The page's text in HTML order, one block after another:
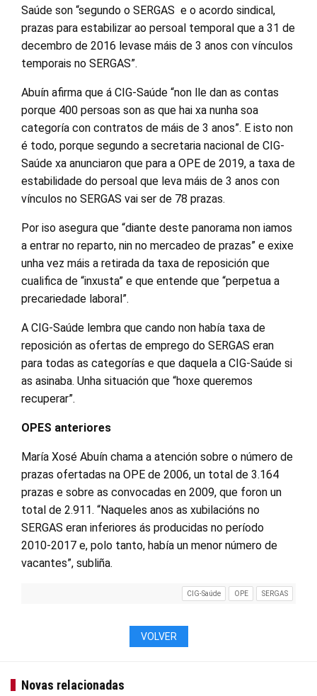
Saúde son “segundo o SERGAS e o acordo sindical,
prazas para estabilizar ao persoal temporal que a 31 de
decembro de 2016 levase máis de 3 anos con vínculos
temporais no SERGAS”.
Abuín afirma que á CIG-Saúde “non lle dan as contas
porque 400 persoas son as que hai xa nunha soa
categoría con contratos de máis de 3 anos”. E isto non
é todo, porque segundo a secretaria nacional de CIG-
Saúde xa anunciaron que para a OPE de 2019, a taxa de
estabilidade do persoal que leva máis de 3 anos con
vínculos no SERGAS vai ser de 78 prazas.
Por iso asegura que “diante deste panorama non iamos
a entrar no reparto, nin no mercadeo de prazas” e exixe
unha vez máis a retirada da taxa de reposición que
cualifica de “inxusta” e que entende que “perpetua a
precariedade laboral”.
A CIG-Saúde lembra que cando non había taxa de
reposición as ofertas de emprego do SERGAS eran
para todas as categorías e que daquela a CIG-Saúde si
as asinaba. Unha situación que “hoxe queremos
recuperar”.
OPES anteriores
María Xosé Abuín chama a atención sobre o número de
prazas ofertadas na OPE de 2006, un total de 3.164
prazas e sobre as convocadas en 2009, que foron un
total de 2.911. “Naqueles anos as xubilacións no
SERGAS eran inferiores ás producidas no período
2010-2017 e, polo tanto, había un menor número de
vacantes”, subliña.
CIG-Saúde OPE SERGAS
VOLVER
Novas relacionadas